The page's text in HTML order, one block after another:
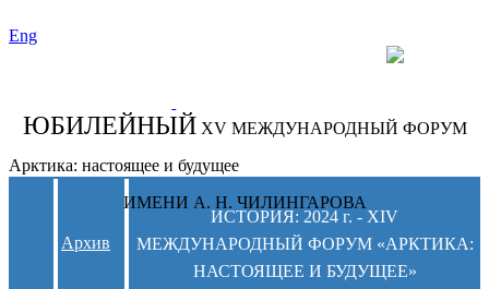
Eng
ЮБИЛЕЙНЫЙ XV МЕЖДУНАРОДНЫЙ ФОРУМ
Арктика: настоящее и будущее
ИМЕНИ А. Н. ЧИЛИНГАРОВА
Архив
ИСТОРИЯ: 2024 г. - XIV
МЕЖДУНАРОДНЫЙ ФОРУМ «АРКТИКА:
НАСТОЯЩЕЕ И БУДУЩЕЕ»